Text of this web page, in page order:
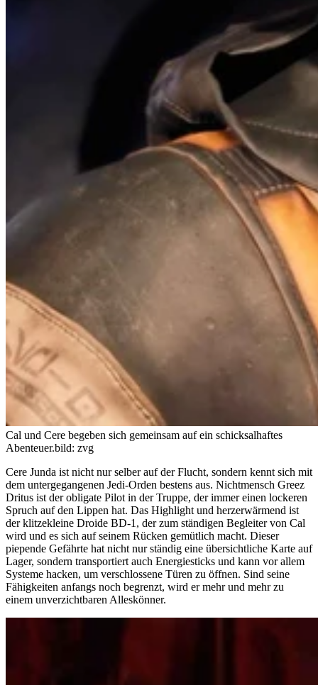
Cal und Cere begeben sich gemeinsam auf ein schicksalhaftes
Abenteuer.bild: zvg
Cere Junda ist nicht nur selber auf der Flucht, sondern kennt sich mit
dem untergegangenen Jedi-Orden bestens aus. Nichtmensch Greez
Dritus ist der obligate Pilot in der Truppe, der immer einen lockeren
Spruch auf den Lippen hat. Das Highlight und herzerwärmend ist
der klitzekleine Droide BD-1, der zum ständigen Begleiter von Cal
wird und es sich auf seinem Rücken gemütlich macht. Dieser
piepende Gefährte hat nicht nur ständig eine übersichtliche Karte auf
Lager, sondern transportiert auch Energiesticks und kann vor allem
Systeme hacken, um verschlossene Türen zu öffnen. Sind seine
Fähigkeiten anfangs noch begrenzt, wird er mehr und mehr zu
einem unverzichtbaren Alleskönner.